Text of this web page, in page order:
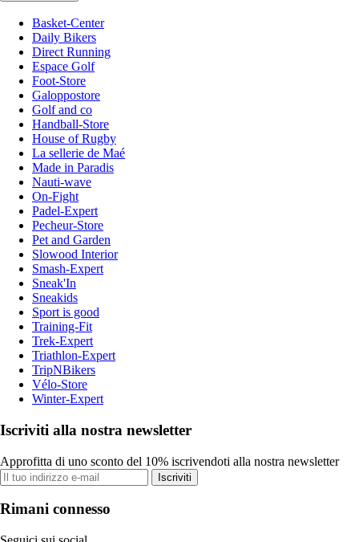
Basket-Center
Daily Bikers
Direct Running
Espace Golf
Foot-Store
Galoppostore
Golf and co
Handball-Store
House of Rugby
La sellerie de Maé
Made in Paradis
Nauti-wave
On-Fight
Padel-Expert
Pecheur-Store
Pet and Garden
Slowood Interior
Smash-Expert
Sneak'In
Sneakids
Sport is good
Training-Fit
Trek-Expert
Triathlon-Expert
TripNBikers
Vélo-Store
Winter-Expert
Iscriviti alla nostra newsletter
Approfitta di uno sconto del 10% iscrivendoti alla nostra newsletter
Iscriviti
Rimani connesso